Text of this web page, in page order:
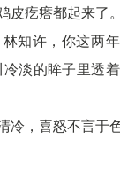
疙瘩都起来了。
林知许，你这两
冷淡的眸子里透
冷，喜怒不言于